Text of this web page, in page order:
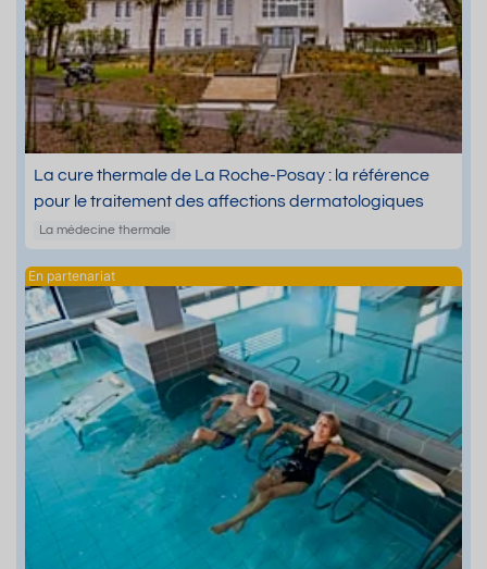
La cure thermale de La Roche-Posay : la référence
pour le traitement des affections dermatologiques
La médecine thermale